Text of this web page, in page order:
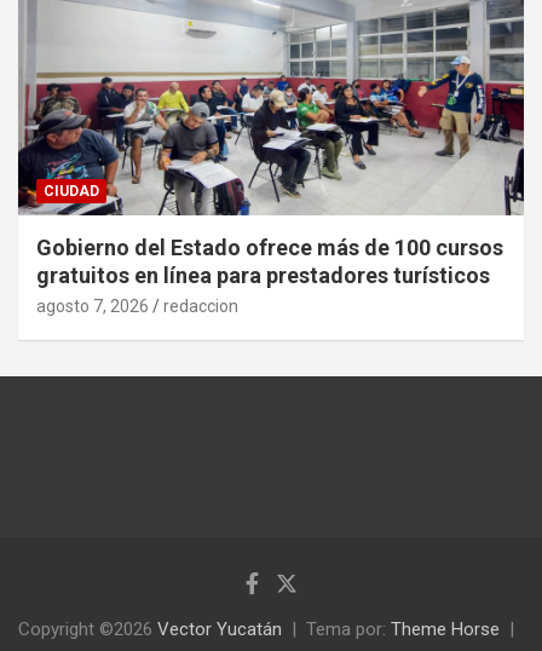
CIUDAD
Gobierno del Estado ofrece más de 100 cursos
gratuitos en línea para prestadores turísticos
agosto 7, 2026 redaccion
Copyright ©2026 Vector Yucatán Tema por: Theme Horse